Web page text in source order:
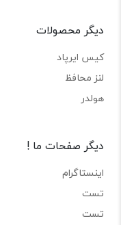
دیگر محصولات
کیس ایرپاد
لنز محافظ
هولدر
دیگر صفحات ما !
اینستاگرام
تست
تست